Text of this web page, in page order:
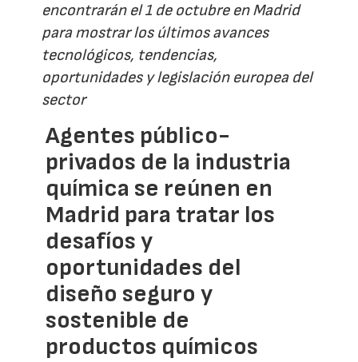
encontrarán el 1 de octubre en Madrid
para mostrar los últimos avances
tecnológicos, tendencias,
oportunidades y legislación europea del
sector
Agentes público-
privados de la industria
química se reúnen en
Madrid para tratar los
desafíos y
oportunidades del
diseño seguro y
sostenible de
productos químicos